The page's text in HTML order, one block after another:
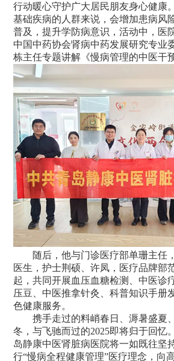
行动暖心守护广大居民朋友身心健康
基础疾病的人群来说，会增加患病风
普及，提升学防病意识，活动中，医
中国中药协会肾病中药发展研究专业
栋主任专题讲解《慢病管理的中医干
随后，他与门诊医疗部单珊主任
医生，护士荆硕、许凤，医疗品牌部
起，共同开展血压血糖检测、中医诊
压豆、中医推拿针灸、科普知识手册
色健康服务。
携手走过的料峭春日、溽暑盛夏
冬，与飞驰而过的2025即将归于回忆
岛静康中医肾脏病医院将一如既往坚
行“慢病全程健康管理”医疗理念，向